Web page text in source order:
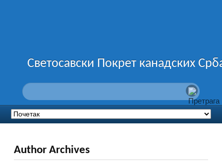
Светосавски Покрет канадских
Author Archives